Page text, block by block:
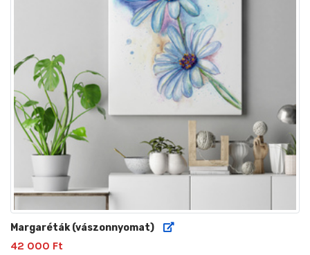
Margaréták (vászonnyomat)
42 000 Ft